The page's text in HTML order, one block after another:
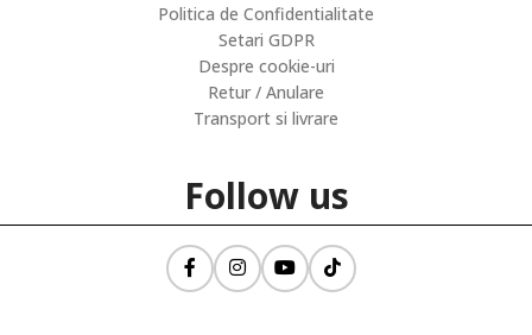
Politica de Confidentialitate
Setari GDPR
Despre cookie-uri
Retur / Anulare
Transport si livrare
Follow us